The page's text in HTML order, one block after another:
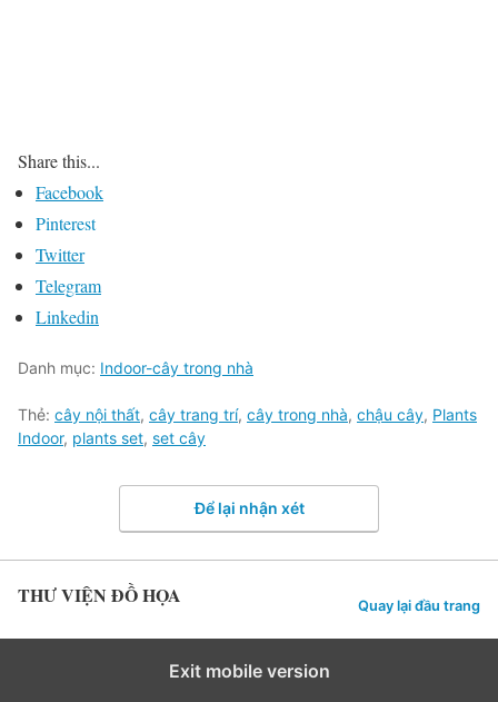
Share this...
Facebook
Pinterest
Twitter
Telegram
Linkedin
Danh mục: Indoor-cây trong nhà
Thẻ: cây nội thất, cây trang trí, cây trong nhà, chậu cây, Plants
Indoor, plants set, set cây
Để lại nhận xét
THƯ VIỆN ĐỒ HỌA Quay lại đầu trang
Exit mobile version